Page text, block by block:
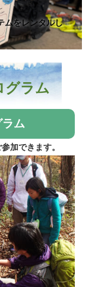
ムをレンタルし
グラム
ム
加できます。